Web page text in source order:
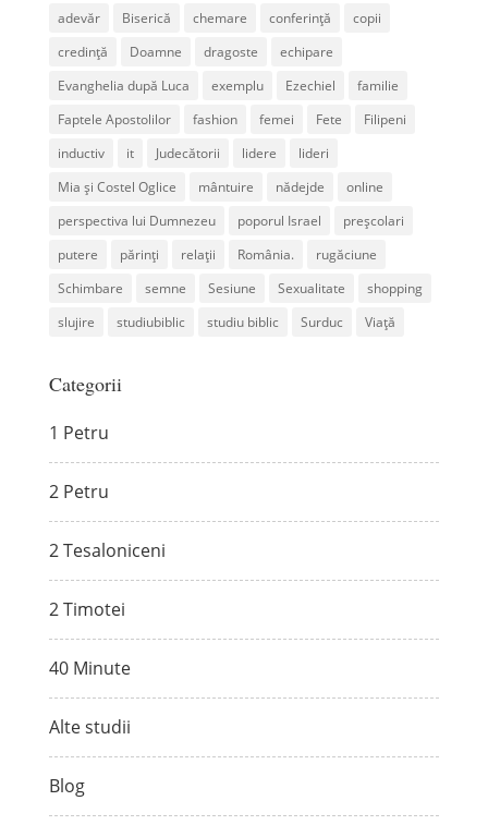
adevăr Biserică chemare conferință
copii
credință
Doamne dragoste
echipare
Evanghelia după Luca
exemplu Ezechiel
familie
Faptele Apostolilor
fashion femei Fete
Filipeni
inductiv
it Judecătorii lidere
lideri
Mia și Costel Oglice
mântuire nădejde
online
perspectiva lui Dumnezeu
poporul Israel
preșcolari
putere
părinți relații România.
rugăciune
Schimbare
semne Sesiune Sexualitate
shopping
slujire
studiubiblic studiu biblic Surduc Viață
Categorii
1 Petru
2 Petru
2 Tesaloniceni
2 Timotei
40 Minute
Alte studii
Blog